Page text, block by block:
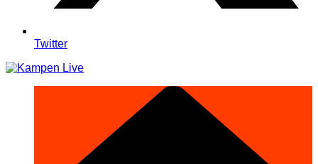
Twitter